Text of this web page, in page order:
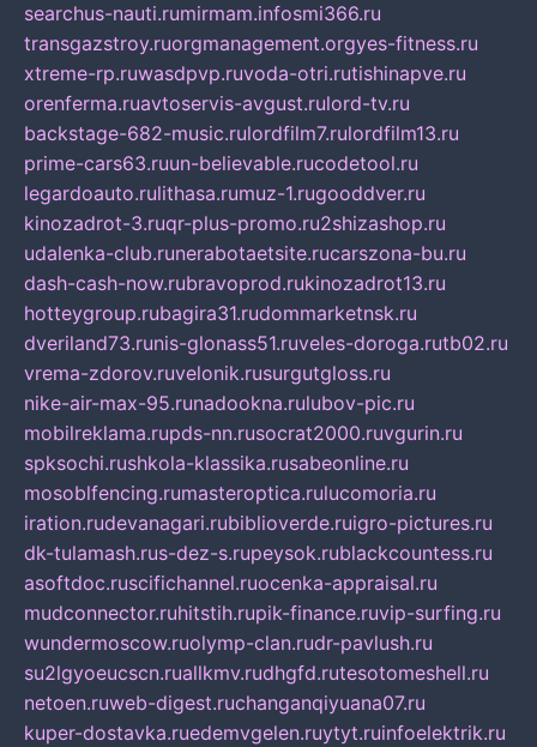
searchus-nauti.rumirmam.infosmi366.ru
transgazstroy.ruorgmanagement.orgyes-fitness.ru
xtreme-rp.ruwasdpvp.ruvoda-otri.rutishinapve.ru
orenferma.ruavtoservis-avgust.rulord-tv.ru
backstage-682-music.rulordfilm7.rulordfilm13.ru
prime-cars63.ruun-believable.rucodetool.ru
legardoauto.rulithasa.rumuz-1.rugooddver.ru
kinozadrot-3.ruqr-plus-promo.ru2shizashop.ru
udalenka-club.runerabotaetsite.rucarszona-bu.ru
dash-cash-now.rubravoprod.rukinozadrot13.ru
hotteygroup.rubagira31.rudommarketnsk.ru
dveriland73.runis-glonass51.ruveles-doroga.rutb02.ru
vrema-zdorov.ruvelonik.rusurgutgloss.ru
nike-air-max-95.runadookna.rulubov-pic.ru
mobilreklama.rupds-nn.rusocrat2000.ruvgurin.ru
spksochi.rushkola-klassika.rusabeonline.ru
mosoblfencing.rumasteroptica.rulucomoria.ru
iration.rudevanagari.rubiblioverde.ruigro-pictures.ru
dk-tulamash.rus-dez-s.rupeysok.rublackcountess.ru
asoftdoc.ruscifichannel.ruocenka-appraisal.ru
mudconnector.ruhitstih.rupik-finance.ruvip-surfing.ru
wundermoscow.ruolymp-clan.rudr-pavlush.ru
su2lgyoeucscn.ruallkmv.rudhgfd.rutesotomeshell.ru
netoen.ruweb-digest.ruchanganqiyuana07.ru
kuper-dostavka.ruedemvgelen.ruytyt.ruinfoelektrik.ru